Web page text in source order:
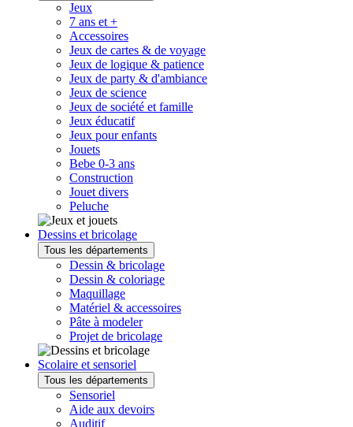
Jeux
7 ans et +
Accessoires
Jeux de cartes & de voyage
Jeux de logique & patience
Jeux de party & d'ambiance
Jeux de science
Jeux de société et famille
Jeux éducatif
Jeux pour enfants
Jouets
Bebe 0-3 ans
Construction
Jouet divers
Peluche
Dessins et bricolage
Tous les départements
Dessin & bricolage
Dessin & coloriage
Maquillage
Matériel & accessoires
Pâte à modeler
Projet de bricolage
Scolaire et sensoriel
Tous les départements
Sensoriel
Aide aux devoirs
Auditif